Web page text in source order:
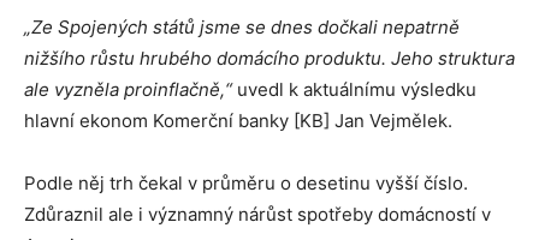
„Ze Spojených států jsme se dnes dočkali nepatrně
nižšího růstu hrubého domácího produktu. Jeho struktura
ale vyzněla proinflačně,“uvedl k aktuálnímu výsledku
hlavní ekonom Komerční banky [KB] Jan Vejmělek.
Podle něj trh čekal v průměru o desetinu vyšší číslo.
Zdůraznil ale i významný nárůst spotřeby domácností v